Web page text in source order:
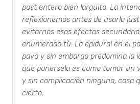
post entero bien larguito. La
reflexionemos antes de usarla
evitarnos esos efectos
enumerado tú. La epidural en el
pavo y sin embargo predomina la
que ponersela es como tomar un
y sin complicación ninguna, cosa
cierto.